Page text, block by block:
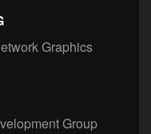
Graphics
Group